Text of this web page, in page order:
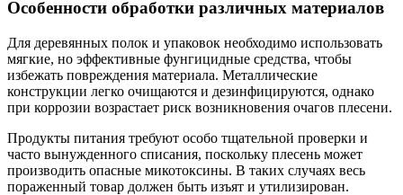
Особенности обработки различных материалов
Для деревянных полок и упаковок необходимо использовать
мягкие, но эффективные фунгицидные средства, чтобы
избежать повреждения материала. Металлические
конструкции легко очищаются и дезинфицируются, однако
при коррозии возрастает риск возникновения очагов плесени.
Продукты питания требуют особо тщательной проверки и
часто вынужденного списания, поскольку плесень может
производить опасные микотоксины. В таких случаях весь
пораженный товар должен быть изъят и утилизирован.